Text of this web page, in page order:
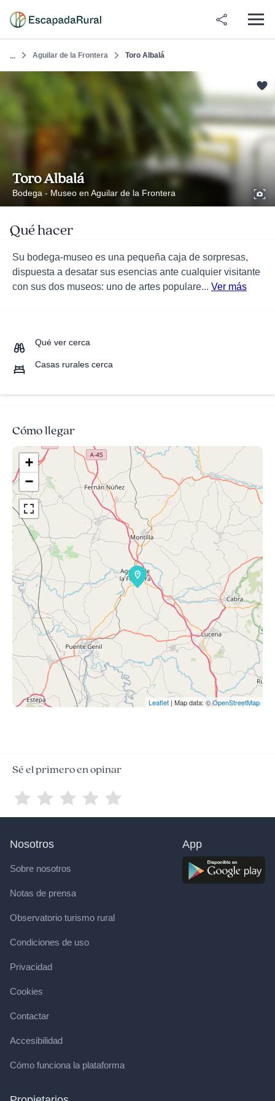
... Aguilar de la Frontera Toro Albalá
Toro Albalá
Bodega - Museo en Aguilar de la Frontera
Qué hacer
Su bodega-museo es una pequeña caja de sorpresas,
dispuesta a desatar sus esencias ante cualquier visitante
con sus dos museos: uno de artes populare... Ver más
Qué ver cerca
Casas rurales cerca
Cómo llegar
+
−
Leaflet | Map data: ©OpenStreetMap
Sé el primero en opinar
Nosotros
Sobre nosotros
Notas de prensa
Observatorio turismo rural
Condiciones de uso
Privacidad
Cookies
Contactar
Accesibilidad
Cómo funciona la plataforma
App